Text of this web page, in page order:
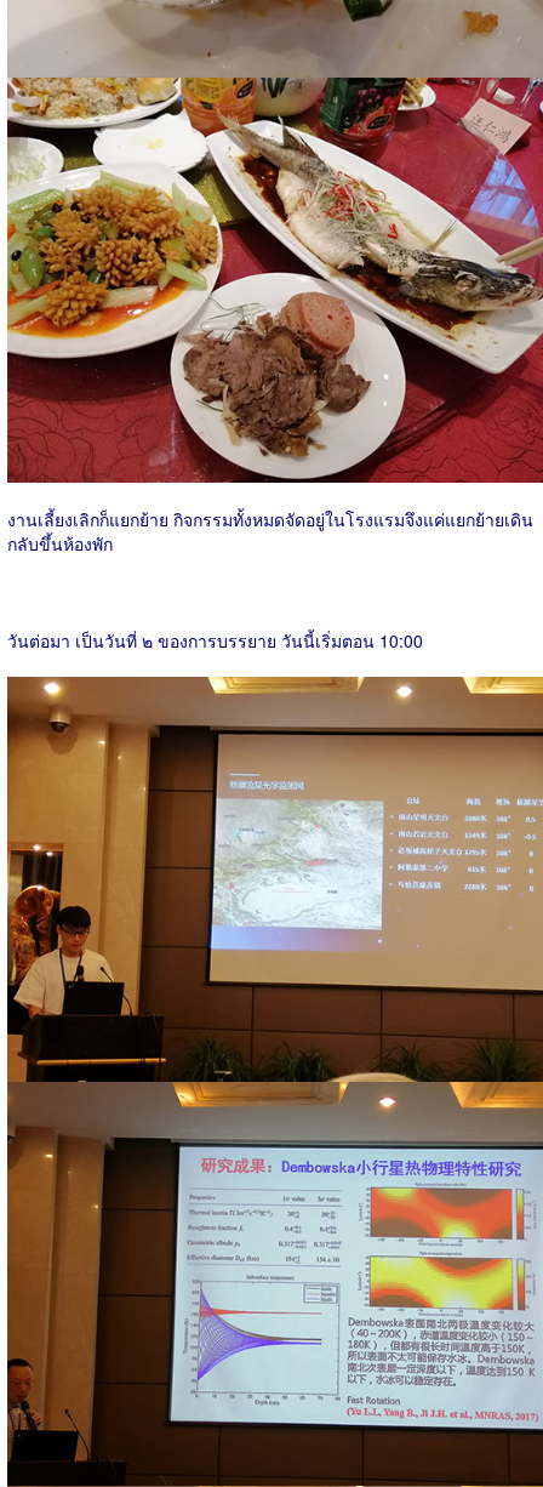
งานเลี้ยงเลิกก็แยกย้าย กิจกรรมทั้งหมดจัดอยู่ในโรงแรมจึงแค่แยกย้ายเดิน
กลับขึ้นห้องพัก
วันต่อมา เป็นวันที่ ๒ ของการบรรยาย วันนี้เริ่มตอน 10:00